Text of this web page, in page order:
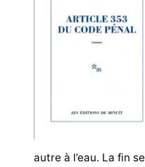
autre à l’eau. La fin